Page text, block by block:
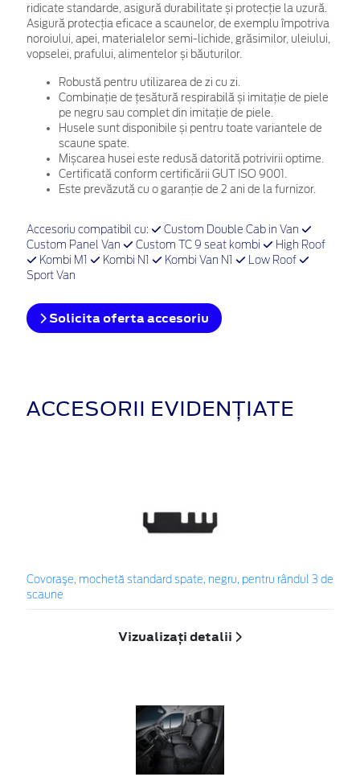
ridicate standarde, asigură durabilitate și protecție la uzură.
Asigură protecția eficace a scaunelor, de exemplu împotriva
noroiului, apei, materialelor semi-lichide, grăsimilor, uleiului,
vopselei, prafului, alimentelor și băuturilor.
Robustă pentru utilizarea de zi cu zi.
Combinație de țesătură respirabilă și imitație de piele
pe negru sau complet din imitație de piele.
Husele sunt disponibile și pentru toate variantele de
scaune spate.
Mișcarea husei este redusă datorită potrivirii optime.
Certificată conform certificării GUT ISO 9001.
Este prevăzută cu o garanție de 2 ani de la furnizor.
Accesoriu compatibil cu:
Custom Double Cab in Van
Custom Panel Van
Custom TC 9 seat kombi
High Roof
Kombi M1
Kombi N1 Kombi Van N1
Low Roof
Sport Van
Solicita oferta accesoriu
ACCESORII EVIDENȚIATE
Covoraşe, mochetă standard spate, negru, pentru rândul 3 de
scaune
Vizualizați detalii